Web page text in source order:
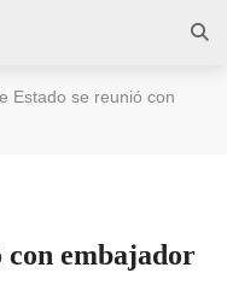
Estado se reunió con
con embajador